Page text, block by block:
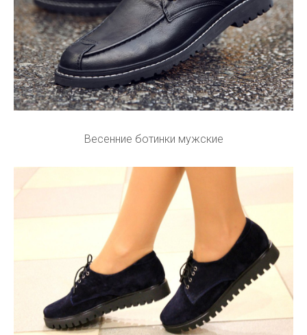
Весенние ботинки мужские